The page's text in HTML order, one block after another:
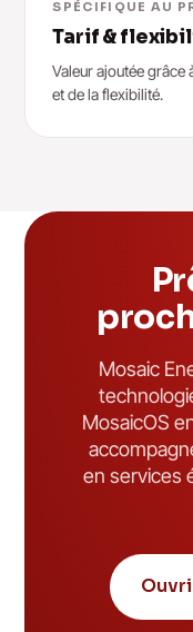
SPÉCIFIQUE AU
Tarif &
Valeur ajoutée
et de la flexibilité.
Mosaic
MosaicOS
en services